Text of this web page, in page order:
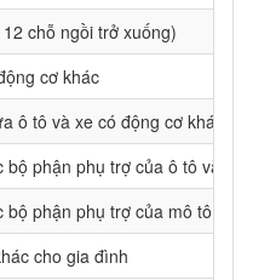
chỗ ngồi trở xuống)
cơ khác
ô tô và xe có động cơ khác
bộ phận phụ trợ của ô tô và xe
bộ phận phụ trợ của mô tô, xe
cho gia đình